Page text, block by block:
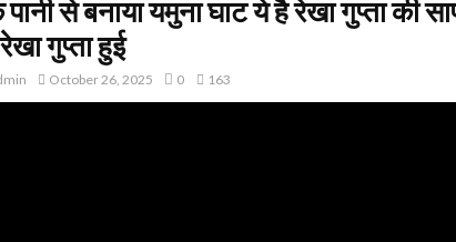
से बनाया यमुना घाट ये है रेखा गुप्ता की
गुप्ता हुई
October 26, 2025 0 163